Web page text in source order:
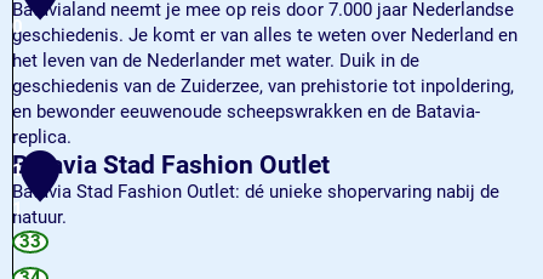
e
n
d
e
v
a
n
B
a
t
a
v
R
3
S
T
a
p
a
s
0
Batavialand neemt je mee op reis door 7.000 jaar Nederlandse
geschiedenis. Je komt er van alles te weten over Nederland en
het leven van de Nederlander met water. Duik in de
geschiedenis van de Zuiderzee, van prehistorie tot inpoldering,
en bewonder eeuwenoude scheepswrakken en de Batavia-
replica.
M
u
s
e
u
1
1
Batavia Stad Fashion Outlet
Batavia Stad Fashion Outlet: dé unieke shopervaring nabij de
natuur.
B
a
33